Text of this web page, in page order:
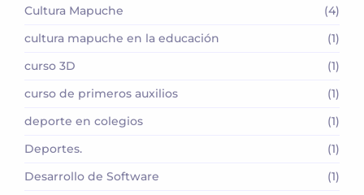
Cultura Mapuche
(4)
cultura mapuche en la educación
(1)
curso 3D
(1)
curso de primeros auxilios
(1)
deporte en colegios
(1)
Deportes.
(1)
Desarrollo de Software
(1)